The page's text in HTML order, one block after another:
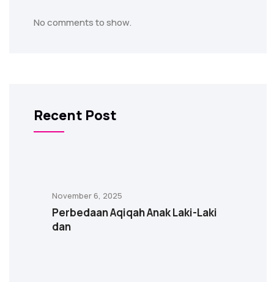
No comments to show.
Recent Post
November 6, 2025
Perbedaan Aqiqah Anak Laki-Laki
dan